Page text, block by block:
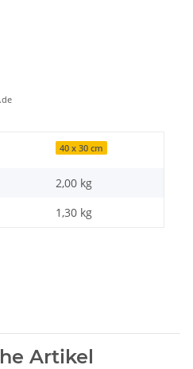
40 x 30 cm
2,00 kg
1,30 kg
Artikel